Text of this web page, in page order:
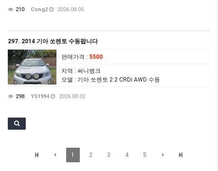
210 Cong2 2026.08.05
297. 2014 기아 쏘렌토 수동팝니다
판매가격 : 5500
지역 : 써니뱅크
모델 : 기아 쏘렌토 2.2 CRDi AWD 수동
298 YS1994 2026.08.02
1 2 3 4 5